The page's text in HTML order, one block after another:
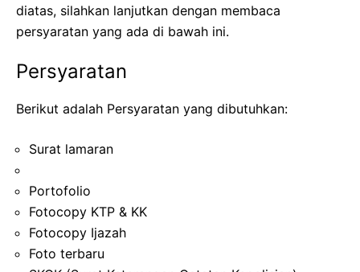
diatas, silahkan lanjutkan dengan membaca
persyaratan yang ada di bawah ini.
Persyaratan
Berikut adalah Persyaratan yang dibutuhkan:
Surat lamaran
Portofolio
Fotocopy KTP & KK
Fotocopy Ijazah
Foto terbaru